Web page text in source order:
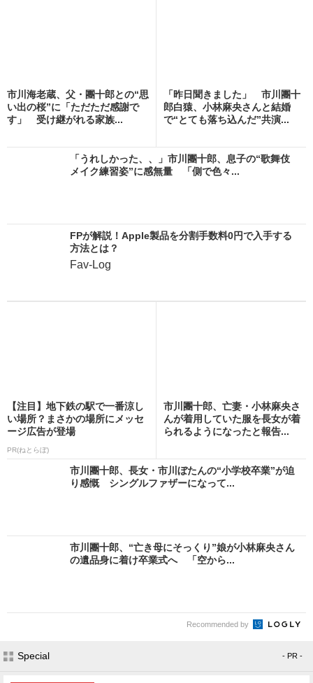
市川海老蔵、父・團十郎との“思
い出の桜”に「ただただ感謝で
す」 受け継がれる家族...
「昨日聞きました」 市川團十
郎白猿、小林麻央さんと結婚
で“とても落ち込んだ”共演...
「うれしかった、、」市川團十郎、息子の“歌舞伎
メイク練習姿”に感無量 「側で色々...
FPが解説！Apple製品を分割手数料0円で入手する
方法とは？
Fav-Log
【注目】地下鉄の駅で一番涼し
い場所？まさかの場所にメッセ
ージ広告が登場
PR(ねとらぼ)
市川團十郎、亡妻・小林麻央さ
んが着用していた服を長女が着
られるようになったと報告...
市川團十郎、長女・市川ぼたんの“小学校卒業”が迫
り感慨 シングルファザーになって...
市川團十郎、“亡き母にそっくり”娘が小林麻央さん
の遺品身に着け卒業式へ 「空から...
Recommended by
Special - PR -